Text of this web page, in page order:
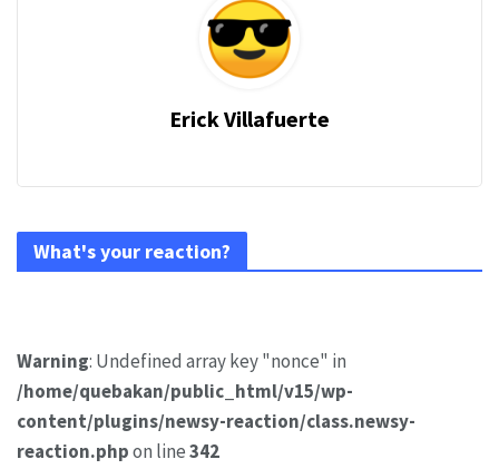
Erick Villafuerte
What's your reaction?
Warning: Undefined array key "nonce" in
/home/quebakan/public_html/v15/wp-
content/plugins/newsy-reaction/class.newsy-
reaction.phpon line342